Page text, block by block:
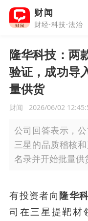
财闻
财经·科技·法治
隆华科技：两
验证，成功导
量供货
财闻 2026/06/02
公司回答表示，
三星的品质稽核
名录并开始批量供
有投资者向隆华
司在三星提靶材